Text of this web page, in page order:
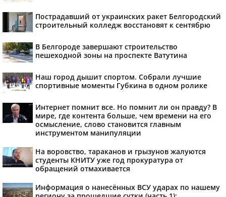
Пострадавший от украинских ракет Белгородский
строительный колледж восстановят к сентябрю
В Белгороде завершают строительство
пешеходной зоны на проспекте Ватутина
Наш город дышит спортом. Собрали лучшие
спортивные моменты Губкина в одном ролике
Интернет помнит все. Но помнит ли он правду? В
мире, где контента больше, чем времени на его
осмысление, слово становится главным
инструментом манипуляции
На воровство, тараканов и грызунов жалуются
студенты КНИТУ уже год прокуратура от
обращений отмахивается
Информация о нанесённых ВСУ ударах по нашему